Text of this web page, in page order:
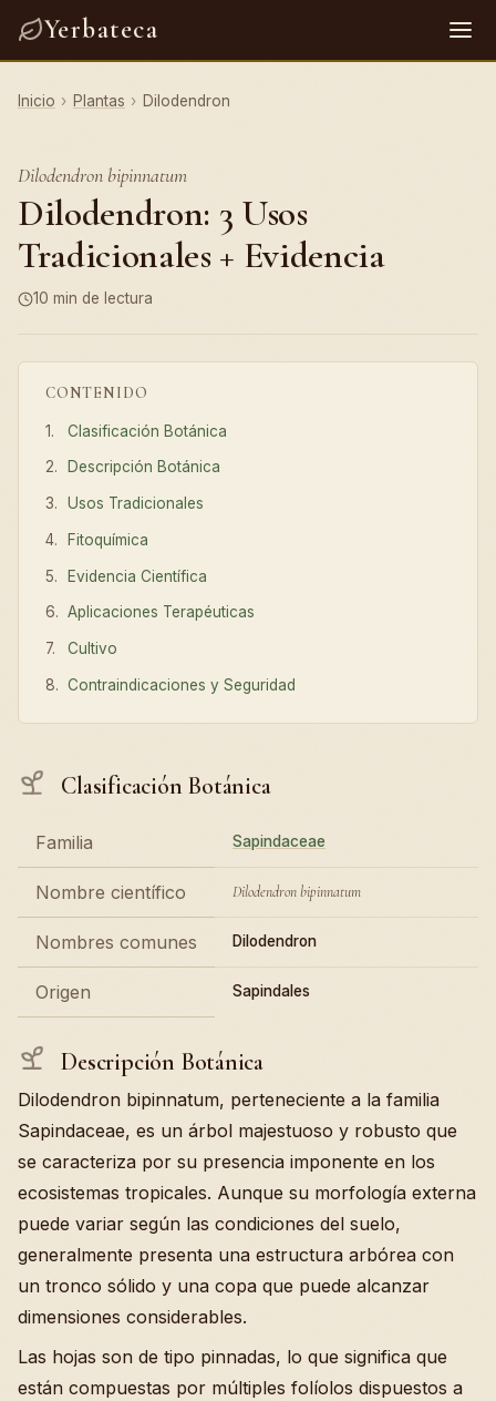
Yerbateca
Inicio › Plantas › Dilodendron
Dilodendron bipinnatum
Dilodendron: 3 Usos
Tradicionales + Evidencia
10 min de lectura
CONTENIDO
Clasificación Botánica
Descripción Botánica
Usos Tradicionales
Fitoquímica
Evidencia Científica
Aplicaciones Terapéuticas
Cultivo
Contraindicaciones y Seguridad
Clasificación Botánica
Familia Sapindaceae
Nombre científico Dilodendron bipinnatum
Nombres comunes Dilodendron
Origen Sapindales
Descripción Botánica
Dilodendron bipinnatum, perteneciente a la familia
Sapindaceae, es un árbol majestuoso y robusto que
se caracteriza por su presencia imponente en los
ecosistemas tropicales. Aunque su morfología externa
puede variar según las condiciones del suelo,
generalmente presenta una estructura arbórea con
un tronco sólido y una copa que puede alcanzar
dimensiones considerables.
Las hojas son de tipo pinnadas, lo que significa que
están compuestas por múltiples folíolos dispuestos a